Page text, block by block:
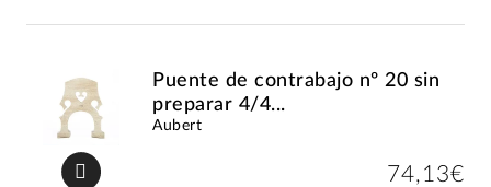
Puente de contrabajo nº 20 sin
preparar 4/4...
Aubert
74,13€